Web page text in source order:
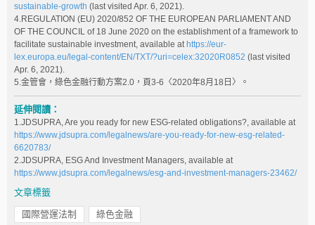
sustainable-growth (last visited Apr. 6, 2021).
4.REGULATION (EU) 2020/852 OF THE EUROPEAN PARLIAMENT AND
OF THE COUNCIL of 18 June 2020 on the establishment of a framework to
facilitate sustainable investment, available at https://eur-
lex.europa.eu/legal-content/EN/TXT/?uri=celex:32020R0852 (last visited
Apr. 6, 2021).
5.金管會，綠色金融行動方案2.0，頁3-6〈2020年8月18日〉。
延伸閱讀：
1.JDSUPRA, Are you ready for new ESG-related obligations?, available at
https://www.jdsupra.com/legalnews/are-you-ready-for-new-esg-related-
6620783/
2.JDSUPRA, ESG And Investment Managers, available at
https://www.jdsupra.com/legalnews/esg-and-investment-managers-23462/
文章標籤
國際營運法制 綠色金融